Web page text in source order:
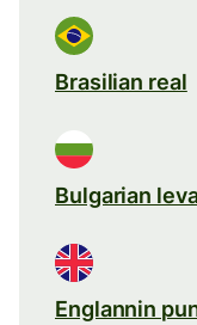
Brasilian real
Bulgarian
Englannin